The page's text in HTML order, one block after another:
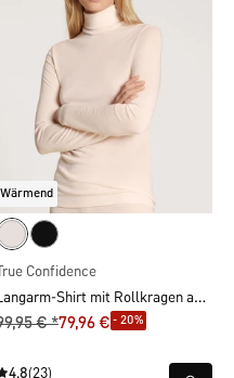
Wärmend
Confidence
Langarm-Shirt mit Rollkragen aus Wolle-Seide
€ *79,96 € - 20%
4.8(23)